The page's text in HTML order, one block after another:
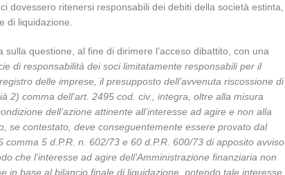
dovessero ritenersi responsabili dei debiti della società estinta,
di liquidazione.
questione, al fine di dirimere l’acceso dibattito, con una
di responsabilità dei soci limitatamente responsabili per il
delle imprese, il presupposto dell’avvenuta riscossione di
2) comma dell’art. 2495 cod. civ., integra, oltre alla misura
dell’azione attinente all’interesse ad agire e non alla
se contestato, deve conseguentemente essere provato dal
5 d.P.R. n. 602/73 e 60 d.P.R. 600/73 di apposito avviso
che l’interesse ad agire dell’Amministrazione finanziaria non
in base al bilancio finale di liquidazione, potendo tale interesse